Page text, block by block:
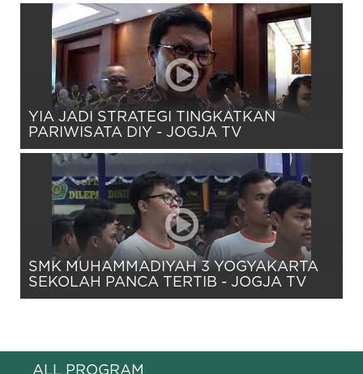
YIA JADI STRATEGI TINGKATKAN
PARIWISATA DIY - JOGJA TV
SMK MUHAMMADIYAH 3 YOGYAKARTA
SEKOLAH PANCA TERTIB - JOGJA TV
ALL PROGRAM